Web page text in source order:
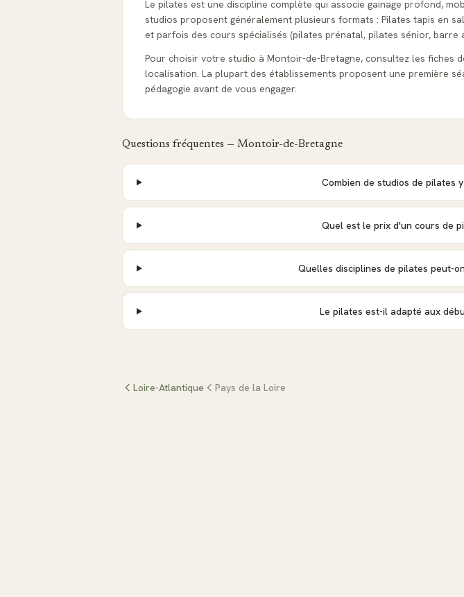
Le pilates est une discipline complète qui associe gainage profond,
studios proposent généralement plusieurs formats : Pilates tapis en
et parfois des cours spécialisés (pilates prénatal, pilates sénior, barre
Pour choisir votre studio à Montoir-de-Bretagne, consultez les fiches
localisation. La plupart des établissements proposent une première
pédagogie avant de vous engager.
Questions fréquentes — Montoir-de-Bretagne
Combien de studios de pilates
Quel est le prix d'un cours de
Quelles disciplines de pilates peut-
Le pilates est-il adapté aux
Loire-Atlantique Pays de la Loire